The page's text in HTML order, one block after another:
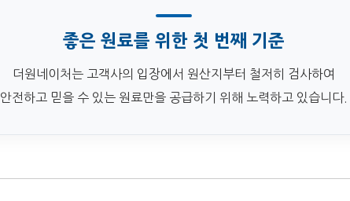
좋은 원료를 위한 첫 번째 기준
더원네이처는 고객사의 입장에서 원산지부터 철저히 검사하여
안전하고 믿을 수 있는 원료만을 공급하기 위해 노력하고 있습니다.